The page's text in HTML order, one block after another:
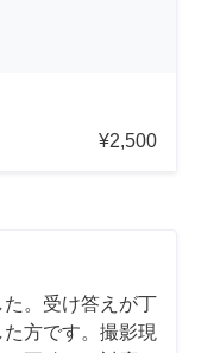
¥2,500
。受け答えが丁
方です。撮影現